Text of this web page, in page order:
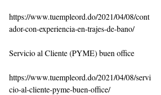
https://www.tuempleord.do/2021/04/08/cont
ador-con-experiencia-en-trajes-de-bano/
Servicio al Cliente (PYME) buen office
https://www.tuempleord.do/2021/04/08/servi
cio-al-cliente-pyme-buen-office/